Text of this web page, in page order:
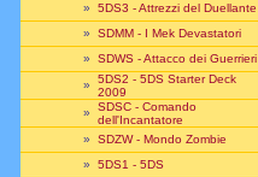
» 5DS3 - Attrezzi del Duellante
» SDMM - I Mek Devastatori
» SDWS - Attacco dei Guerrieri
» 5DS2 - 5DS Starter Deck
2009
» SDSC - Comando
dell'Incantatore
» SDZW - Mondo Zombie
» 5DS1 - 5DS